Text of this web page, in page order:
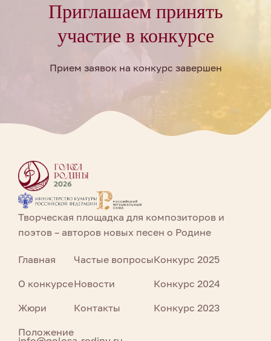
Приглашаем принять
участие в конкурсе
Прием заявок на конкурс завершен
Творческая площадка для композиторов и
поэтов – авторов новых песен о Родине
Главная
О конкурсе
Жюри
Положение
Частые вопросы
Новости
Контакты
Конкурс 2025
Конкурс 2024
Конкурс 2023